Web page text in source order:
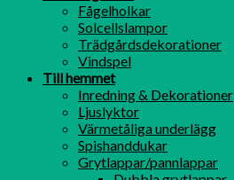
Fågelholkar
Solcellslampor
Trädgårdsdekorationer
Vindspel
Till hemmet
Inredning & Dekorationer
Ljuslyktor
Värmetåliga underlägg
Spishanddukar
Grytlappar/pannlappar